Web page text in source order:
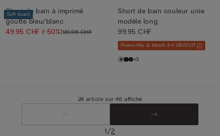
Soft touch
Short de bain à imprimé
goutte bleu/blanc
49.95 CHF (-50%)99.95 CHF
Short de bain couleur unie
modèle long
99.95 CHF
Promo Mix & Match 3+1 GRATUIT
+3
24 article sur 46 affiché
1/2